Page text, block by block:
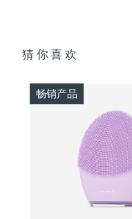
猜你喜欢
畅销产品